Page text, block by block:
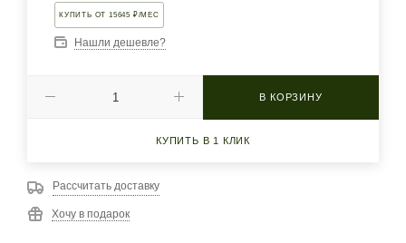
КУПИТЬ ОТ 15645 ₽/МЕС
Нашли дешевле?
В КОРЗИНУ
КУПИТЬ В 1 КЛИК
Рассчитать доставку
Хочу в подарок